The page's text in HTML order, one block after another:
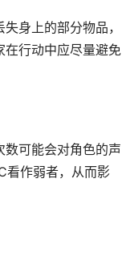
身上的部分物品，
在行动中应尽量避免
可能会对角色的声
看作弱者，从而影